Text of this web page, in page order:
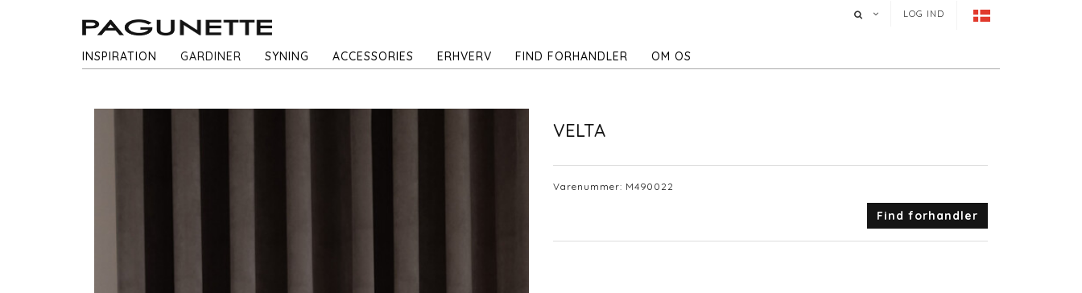
LOG IND
INSPIRATION GARDINER SYNING ACCESSORIES ERHVERV FIND FORHANDLER OM OS
VELTA
Varenummer: M490022
Find forhandler